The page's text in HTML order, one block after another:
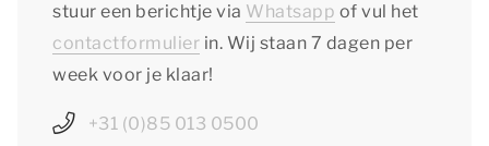
stuur een berichtje via Whatsapp of vul het
contactformulier in. Wij staan 7 dagen per
week voor je klaar!
+31 (0)85 013 0500